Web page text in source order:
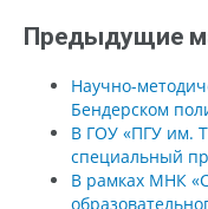
Предыдущие
Научно-
Бендерском
В ГОУ «ПГУ им.
специальный
В рамках МНК